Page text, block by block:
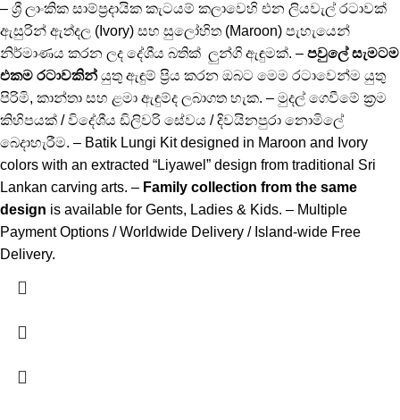
– ශ්‍රී ලාංකික සාම්ප්‍රදායික කැටයම් කලාවෙහි එන ලියවැල් රටාවක්
ඇසුරින් ඇත්දල (Ivory) සහ සුලෝහිත (Maroon) පැහැයෙන්
නිර්මාණය කරන ලද දේශීය බතික් ලුන්ගි ඇඳුමක්. – පවුලේ සැමටම
එකම රටාවකින් යුතු ඇඳුම් ප්‍රිය කරන ඔබට මෙම රටාවෙන්ම යුතු
පිරිමි, කාන්තා සහ ළමා ඇඳුම්ද ලබාගත හැක. – මුදල් ගෙවීමේ ක්‍රම
කිහිපයක් / විදේශීය ඩිලිවරි සේවය / දිවයිනපුරා නොමිලේ
බෙදාහැරීම. – Batik Lungi Kit designed in Maroon and Ivory
colors with an extracted “Liyawel” design from traditional Sri
Lankan carving arts. – Family collection from the same
design is available for Gents, Ladies & Kids. – Multiple
Payment Options / Worldwide Delivery / Island-wide Free
Delivery.